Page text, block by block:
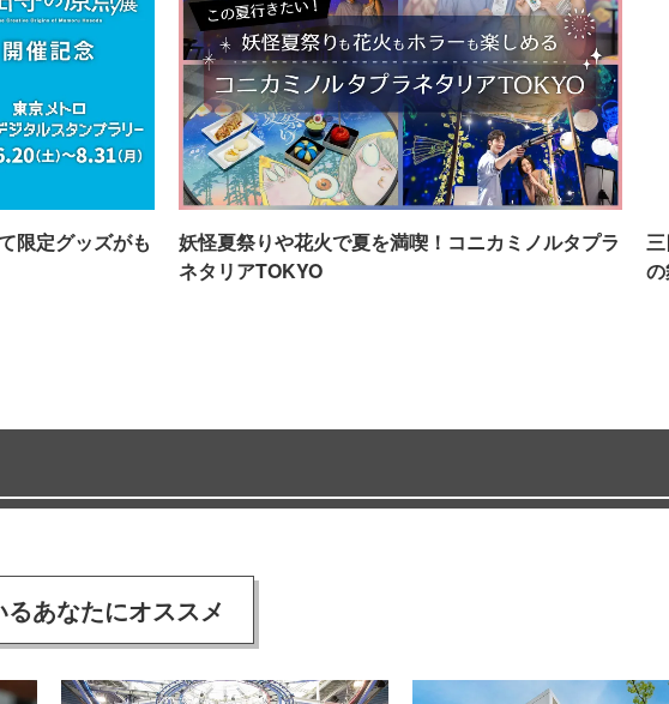
限定グッズがも
妖怪夏祭りや花火で夏を満喫！コニカミノルタプラ
ネタリアTOKYO
るあなたにオススメ